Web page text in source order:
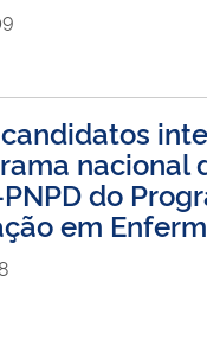
nacional
do
em